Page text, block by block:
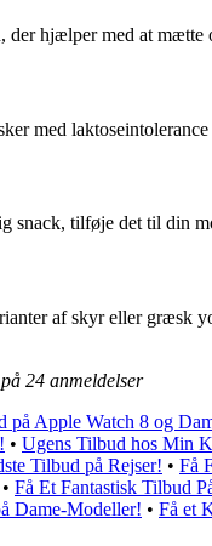
hjælper med at
med
tilføje det til din
af skyr eller
24 anmeldelser
på Apple Watch 8 og
• Ugens Tilbud hos Min
Tilbud på Rejser! • Få
• Få Et Fantastisk Tilbud
Dame-Modeller! • Få et